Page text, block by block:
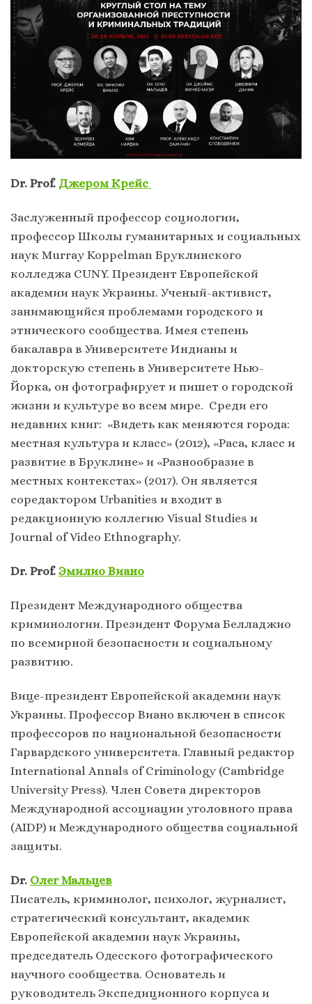
Dr. Prof. Джером Крейс
Заслуженный профессор социологии,
профессор Школы гуманитарных и социальных
наук Murray Koppelman Бруклинского
колледжа CUNY. Президент Европейской
академии наук Украины. Ученый-активист,
занимающийся проблемами городского и
этнического сообщества. Имея степень
бакалавра в Университете Индианы и
докторскую степень в Университете Нью-
Йорка, он фотографирует и пишет о городской
жизни и культуре во всем мире. Среди его
недавних книг: «Видеть как меняются города:
местная культура и класс» (2012), «Раса, класс и
развитие в Бруклине» и «Разнообразие в
местных контекстах» (2017). Он является
соредактором Urbanities и входит в
редакционную коллегию Visual Studies и
Journal of Video Ethnography.
Dr. Prof. Эмилио Виано
Президент Международного общества
криминологии. Президент Форума Белладжио
по всемирной безопасности и социальному
развитию.
Вице-президент Европейской академии наук
Украины. Профессор Виано включен в список
профессоров по национальной безопасности
Гарвардского университета. Главный редактор
International Annals of Criminology (Cambridge
University Press). Член Совета директоров
Международной ассоциации уголовного права
(AIDP) и Международного общества социальной
защиты.
Dr. Олег Мальцев
Писатель, криминолог, психолог, журналист,
стратегический консультант, академик
Европейской академии наук Украины,
председатель Одесского фотографического
научного сообщества. Основатель и
руководитель Экспедиционного корпуса и